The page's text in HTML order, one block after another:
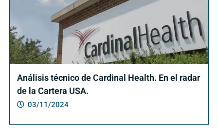
Análisis técnico de Cardinal Health. En el radar
de la Cartera USA.
03/11/2024